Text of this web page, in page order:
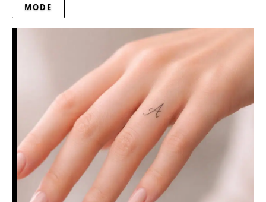
MODE